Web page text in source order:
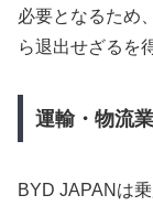
必要となるため
ら退出せざるを
運輸・物流
BYD JAPANは